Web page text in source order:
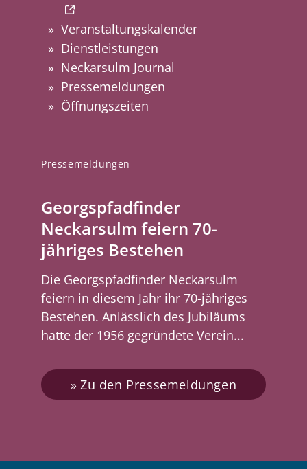
Pressemeldungen
Georgspfadfinder
Neckarsulm feiern 70-
jähriges Bestehen
Die Georgspfadfinder Neckarsulm
feiern in diesem Jahr ihr 70-jähriges
Bestehen. Anlässlich des Jubiläums
hatte der 1956 gegründete Verein...
Zu den Pressemeldungen
Veranstaltungskalender
Dienstleistungen
Neckarsulm Journal
Pressemeldungen
Öffnungszeiten